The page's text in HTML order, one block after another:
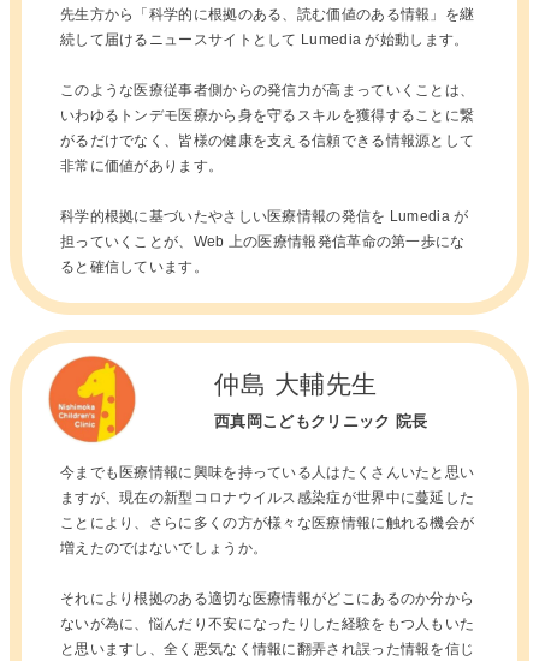
先生方から「科学的に根拠のある、読む価値のある情報」を継
続して届けるニュースサイトとして Lumedia が始動します。
このような医療従事者側からの発信力が高まっていくことは、
いわゆるトンデモ医療から身を守るスキルを獲得することに繋
がるだけでなく、皆様の健康を支える信頼できる情報源として
非常に価値があります。
科学的根拠に基づいたやさしい医療情報の発信を Lumedia が
担っていくことが、Web 上の医療情報発信革命の第一歩にな
ると確信しています。
仲島 大輔先生
西真岡こどもクリニック 院長
今までも医療情報に興味を持っている人はたくさんいたと思い
ますが、現在の新型コロナウイルス感染症が世界中に蔓延した
ことにより、さらに多くの方が様々な医療情報に触れる機会が
増えたのではないでしょうか。
それにより根拠のある適切な医療情報がどこにあるのか分から
ないが為に、悩んだり不安になったりした経験をもつ人もいた
と思いますし、全く悪気なく情報に翻弄され誤った情報を信じ